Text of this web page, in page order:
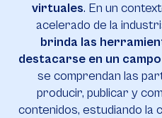
virtuales. En un
acelerado de la
brinda las
destacarse en un
se comprendan las
producir, publicar y
contenidos, estudiando la